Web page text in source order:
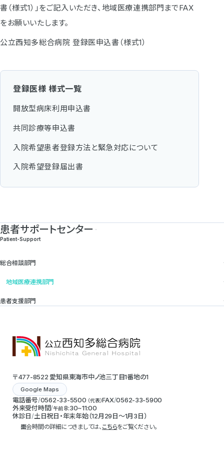
書（様式1）｣をご記入いただき、地域医療連携部門までFAX
をお願いいたします。
公立西知多総合病院 登録医申込書（様式1）
登録医様 様式一覧
開放型病床利用申込書
共同診療等申込書
入院希望患者登録方法と緊急対応について
入院希望登録届出書
患者サポートセンター
Patient-Support
総合相談部門
地域医療連携部門
患者支援部門
〒477-8522 愛知県東海市中ノ池三丁目1番地の1
Google Maps
電話番号 0562-33-5500 （代表）FAX 0562-33-5900
外来受付時間 午前 8:30~11:00
休診日 土日祝日・年末年始（12月29日～1月3日）
面会時間の詳細につきましては、 こちらをご覧ください。